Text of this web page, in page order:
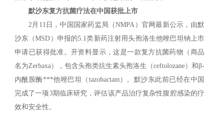
默沙东复方抗菌疗法在中国获批上市
2月11日，中国国家药监局（NMPA）官网最新公示，由默
沙东（MSD）申报的5.1类新药注射用头孢洛生他唑巴坦钠上市
申请已获得批准。开资料显示，这是一款复方抗菌药物（商品
名为Zerbaxa），包含头孢类抗生素头孢洛生（ceftolozane）和β-
内酰胺酶***他唑巴坦（tazobactam）。默沙东此前已经在中国
完成了一项3期临床研究，评估该产品治疗复杂性腹腔感染的疗
效和安全性。